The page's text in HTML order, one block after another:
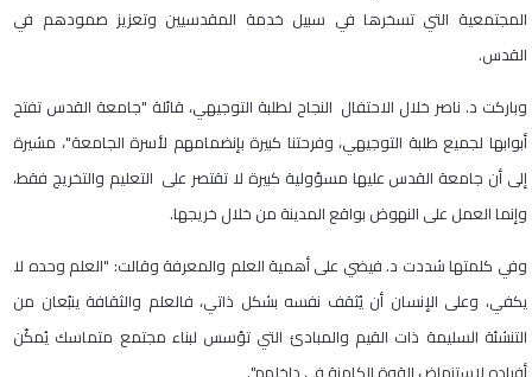
المجتمعية التي تسخرها في سبيل خدمة المقدسيين وتعزيز صمودهم في
القدس.
وباركت د. ناصر خلال الاحتفال النجاح لطلبة التوجيهي، قائلة "جامعة القدس تفتح
أبوابها لجميع طلبة التوجيهي، وفرحتنا كبيرة بإنضمامهم لأسرة الجامعة"، مشيرة
إلى أن جامعة القدس عليها مسؤولية كبيرة لا تقتصر على التعليم والتخريج فقط،
وإنما العمل على النهوض بواقع المدينة من خلال خريجها.
وفي كلمتها شددت د. فيضي على أهمية العلم والمعرفة وقالت: "العلم وحده لا
يكفي، وعلى الإنسان أن يُثقف نفسه بشكل ذاتي، فالعلم والثقافة ينبُعان من
التنشئة السليمة ذات القيم والمبادئ التي تؤسس لبناء مجتمع متماسك يُمكّن